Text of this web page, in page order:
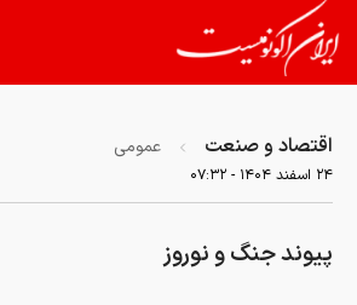
اقتصاد و صنعت عمومی
۲۴ اسفند ۱۴۰۴ - ۰۷:۳۲
پیوند جنگ و نوروز